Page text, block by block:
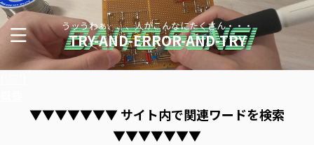
うッうわぁ、、、人がこんなにたくさん・・・
TRY-AND-ERROR-AND-TRY
▼▼▼▼▼▼▼ サイト内で関連ワードを検索
▼▼▼▼▼▼▼